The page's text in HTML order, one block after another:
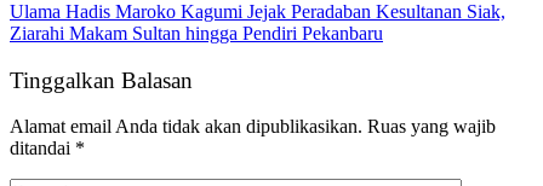
Ulama Hadis Maroko Kagumi Jejak Peradaban Kesultanan Siak,
Ziarahi Makam Sultan hingga Pendiri Pekanbaru
Tinggalkan Balasan
Alamat email Anda tidak akan dipublikasikan. Ruas yang wajib
ditandai *